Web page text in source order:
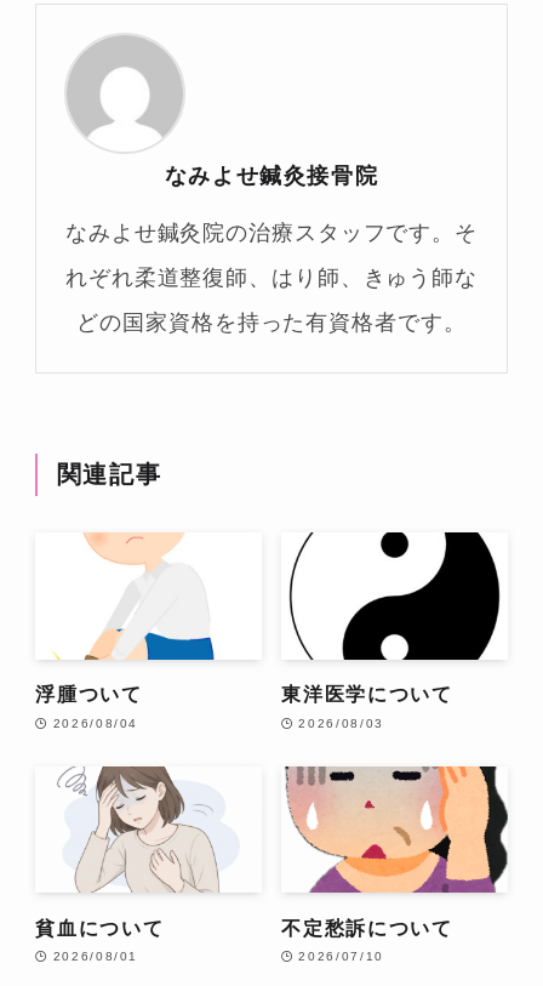
なみよせ鍼灸接骨院
なみよせ鍼灸院の治療スタッフです。そ
れぞれ柔道整復師、はり師、きゅう師な
どの国家資格を持った有資格者です。
関連記事
浮腫ついて
2026/08/04
東洋医学について
2026/08/03
貧血について
2026/08/01
不定愁訴について
2026/07/10